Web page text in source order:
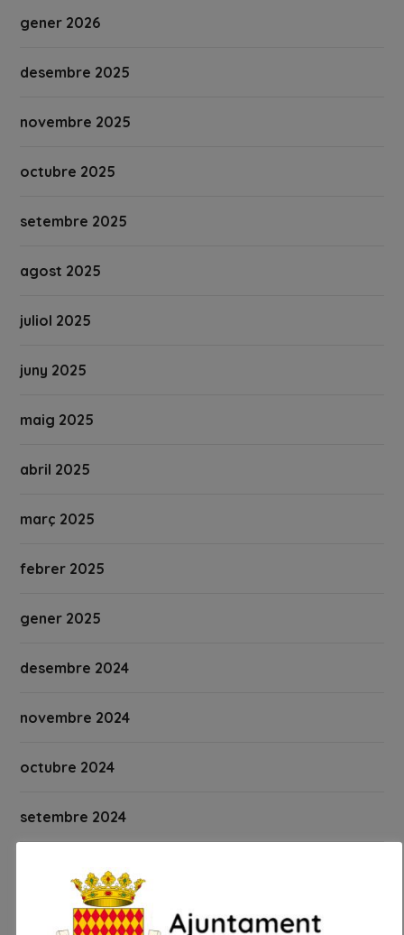
gener 2026
desembre 2025
novembre 2025
octubre 2025
setembre 2025
agost 2025
juliol 2025
juny 2025
maig 2025
abril 2025
març 2025
febrer 2025
gener 2025
desembre 2024
novembre 2024
octubre 2024
setembre 2024
juliol 2024